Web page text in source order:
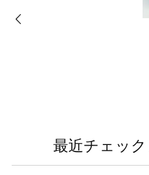
最近チェッ